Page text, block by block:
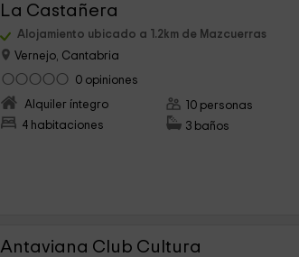
La Castañera
Alojamiento ubicado a 1.2km de Mazcuerras
Vernejo, Cantabria
0 opiniones
Alquiler íntegro
4 habitaciones
10 personas
3 baños
Antaviana Club Cultura